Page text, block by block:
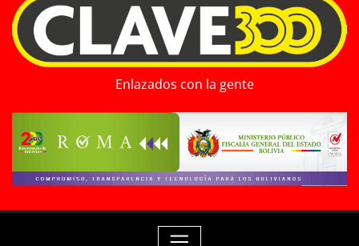
Enlazados con la gente